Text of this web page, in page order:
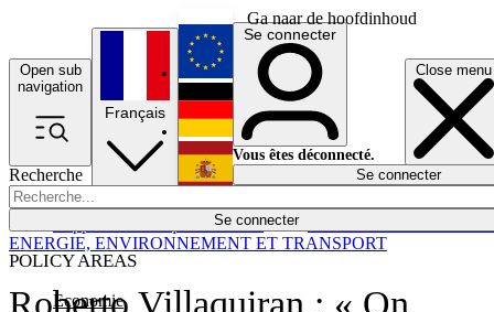
Ga naar de hoofdinhoud
Open sub
navigation
Close menu
Recherche
Se connecter
POLICY AREAS
Economie
Économie
Français
English
Deutsch
Español
Se connecter
Vous êtes déconnecté.
Se connecter
ENERGIE, ENVIRONNEMENT ET TRANSPORT